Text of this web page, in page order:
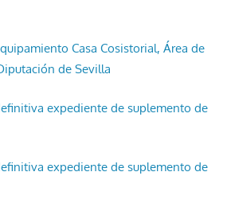
Casa Cosistorial, Área de
de Sevilla
expediente de suplemento de
expediente de suplemento de